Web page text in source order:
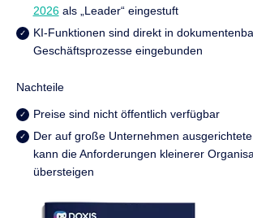
2026als „Leader“ eingestuft
KI-Funktionen sind direkt in
Geschäftsprozesse eingebunden
Nachteile
Preise sind nicht öffentlich verfügbar
Der auf große Unternehmen
kann die Anforderungen kleinerer
übersteigen